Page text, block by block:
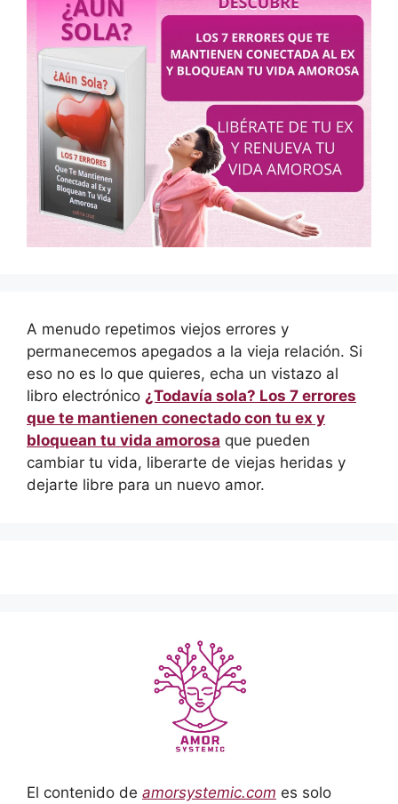
A menudo repetimos viejos errores y
permanecemos apegados a la vieja relación. Si
eso no es lo que quieres, echa un vistazo al
libro electrónico ¿Todavía sola? Los 7 errores
que te mantienen conectado con tu ex y
bloquean tu vida amorosa que pueden
cambiar tu vida, liberarte de viejas heridas y
dejarte libre para un nuevo amor.
El contenido de amorsystemic.com es solo